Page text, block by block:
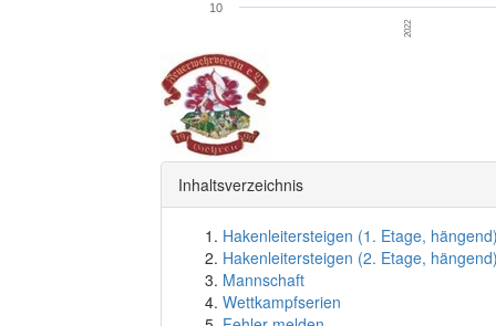
2022
10
Inhaltsverzeichnis
Hakenleitersteigen (1. Etage,
Hakenleitersteigen (2. Etage,
Mannschaft
Wettkampfserien